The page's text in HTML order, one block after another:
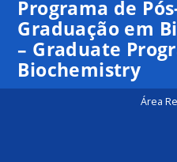
Programa de
Graduação em
– Graduate
Biochemistry
Área